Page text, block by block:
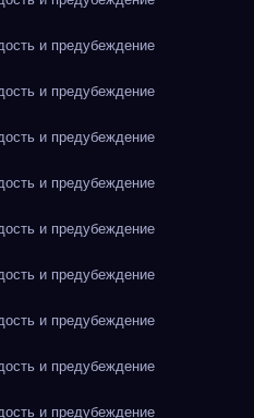
и предубеждение
и предубеждение
и предубеждение
и предубеждение
и предубеждение
и предубеждение
и предубеждение
и предубеждение
и предубеждение